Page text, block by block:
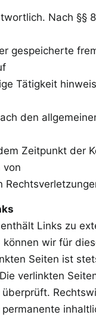
Nach §§
gespeicherte
Tätigkeit
den
Zeitpunkt der
von
Links zu
können wir für
Seiten ist
verlinkten
permanente